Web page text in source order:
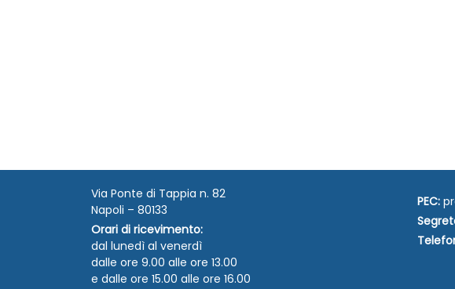
Via Ponte di Tappia n. 82
Napoli – 80133
Orari di ricevimento:
dal lunedì al venerdì
dalle ore 9.00 alle ore 13.00
e dalle ore 15.00 alle ore 16.00
PEC: